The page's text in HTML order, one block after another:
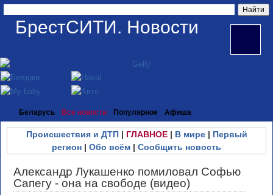
БрестСИТИ. Новости
Беларусь Все новости Популярное Афиша
Происшествия и ДТП| ГЛАВНОЕ| В мире| Первый
регион | Обо всём | Сообщить новость
Александр Лукашенко помиловал Софью
Сапегу - она на свободе (видео)